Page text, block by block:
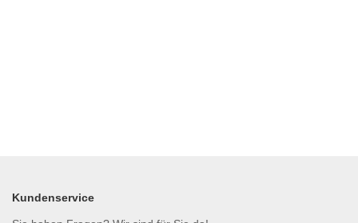
Kundenservice